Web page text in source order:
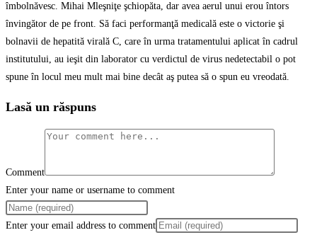
îmbolnăvesc. Mihai Mleşniţe şchiopăta, dar avea aerul unui erou întors
învingător de pe front. Să faci performanţă medicală este o victorie şi
bolnavii de hepatită virală C, care în urma tratamentului aplicat în cadrul
institutului, au ieşit din laborator cu verdictul de virus nedetectabil o pot
spune în locul meu mult mai bine decât aş putea să o spun eu vreodată.
Lasă un răspuns
Comment
Enter your name or username to comment
Enter your email address to comment